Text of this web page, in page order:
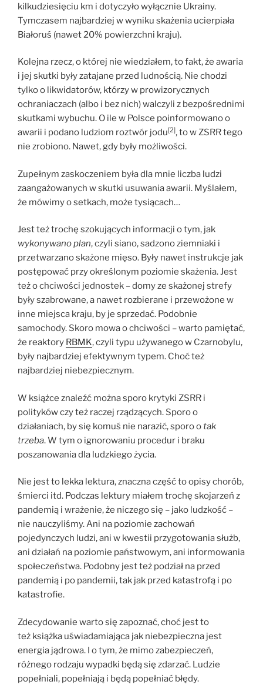
kilkudziesięciu km i dotyczyło wyłącznie Ukrainy.
Tymczasem najbardziej w wyniku skażenia ucierpiała
Białoruś (nawet 20% powierzchni kraju).
Kolejna rzecz, o której nie wiedziałem, to fakt, że awaria
i jej skutki były zatajane przed ludnością. Nie chodzi
tylko o likwidatorów, którzy w prowizorycznych
ochraniaczach (albo i bez nich) walczyli z bezpośrednimi
skutkami wybuchu. O ile w Polsce poinformowano o
awarii i podano ludziom roztwór jodu[2], to w ZSRR tego
nie zrobiono. Nawet, gdy były możliwości.
Zupełnym zaskoczeniem była dla mnie liczba ludzi
zaangażowanych w skutki usuwania awarii. Myślałem,
że mówimy o setkach, może tysiącach…
Jest też trochę szokujących informacji o tym, jak
wykonywano plan, czyli siano, sadzono ziemniaki i
przetwarzano skażone mięso. Były nawet instrukcje jak
postępować przy określonym poziomie skażenia. Jest
też o chciwości jednostek – domy ze skażonej strefy
były szabrowane, a nawet rozbierane i przewożone w
inne miejsca kraju, by je sprzedać. Podobnie
samochody. Skoro mowa o chciwości – warto pamiętać,
że reaktory RBMK, czyli typu używanego w Czarnobylu,
były najbardziej efektywnym typem. Choć też
najbardziej niebezpiecznym.
W książce znaleźć można sporo krytyki ZSRR i
polityków czy też raczej rządzących. Sporo o
działaniach, by się komuś nie narazić, sporo otak
trzeba. W tym o ignorowaniu procedur i braku
poszanowania dla ludzkiego życia.
Nie jest to lekka lektura, znaczna część to opisy chorób,
śmierci itd. Podczas lektury miałem trochę skojarzeń z
pandemią i wrażenie, że niczego się – jako ludzkość –
nie nauczyliśmy. Ani na poziomie zachowań
pojedynczych ludzi, ani w kwestii przygotowania służb,
ani działań na poziomie państwowym, ani informowania
społeczeństwa. Podobny jest też podział na przed
pandemią i po pandemii, tak jak przed katastrofą i po
katastrofie.
Zdecydowanie warto się zapoznać, choć jest to
też książka uświadamiająca jak niebezpieczna jest
energia jądrowa. I o tym, że mimo zabezpieczeń,
różnego rodzaju wypadki będą się zdarzać. Ludzie
popełniali, popełniają i będą popełniać błędy.